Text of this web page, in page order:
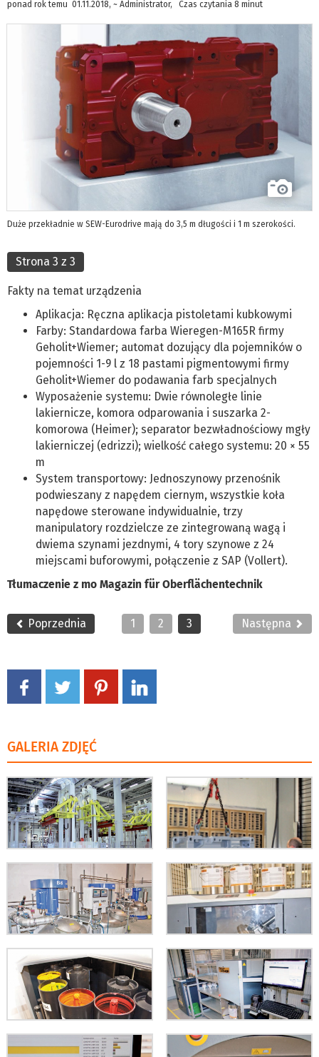
ponad rok temu 01.11.2018, ~ Administrator, Czas czytania 8 minut
Duże przekładnie w SEW-Eurodrive mają do 3,5 m długości i 1 m szerokości.
Strona 3 z 3
Fakty na temat urządzenia
Aplikacja: Ręczna aplikacja pistoletami kubkowymi
Farby: Standardowa farba Wieregen-M165R firmy
Geholit+Wiemer; automat dozujący dla pojemników o
pojemności 1-9 l z 18 pastami pigmentowymi firmy
Geholit+Wiemer do podawania farb specjalnych
Wyposażenie systemu: Dwie równoległe linie
lakiernicze, komora odparowania i suszarka 2-
komorowa (Heimer); separator bezwładnościowy mgły
lakierniczej (edrizzi); wielkość całego systemu: 20 × 55
m
System transportowy: Jednoszynowy przenośnik
podwieszany z napędem ciernym, wszystkie koła
napędowe sterowane indywidualnie, trzy
manipulatory rozdzielcze ze zintegrowaną wagą i
dwiema szynami jezdnymi, 4 tory szynowe z 24
miejscami buforowymi, połączenie z SAP (Vollert).
Tłumaczenie z mo Magazin für Oberflächentechnik
Poprzednia 1 2 3 Następna
GALERIA ZDJĘĆ